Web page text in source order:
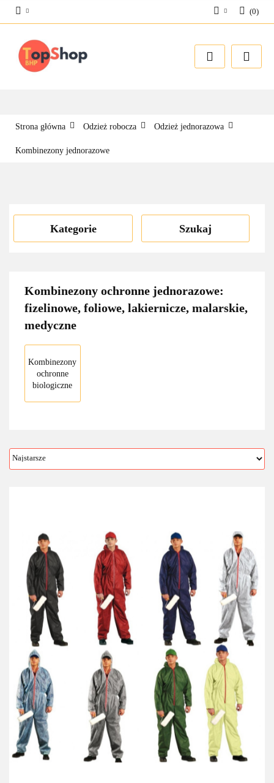
Zarejestruj się
(0)
Strona główna Odzież robocza Odzież jednorazowa
Kombinezony jednorazowe
Kategorie Szukaj
Kombinezony ochronne jednorazowe:
fizelinowe, foliowe, lakiernicze, malarskie,
medyczne
Kombinezony
ochronne
biologiczne